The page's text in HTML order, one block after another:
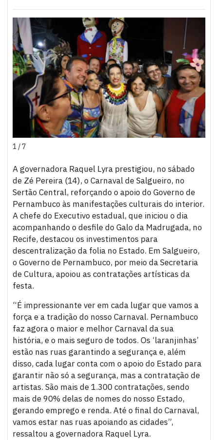
1 / 7
A governadora Raquel Lyra prestigiou, no sábado
de Zé Pereira (14), o Carnaval de Salgueiro, no
Sertão Central, reforçando o apoio do Governo de
Pernambuco às manifestações culturais do interior.
A chefe do Executivo estadual, que iniciou o dia
acompanhando o desfile do Galo da Madrugada, no
Recife, destacou os investimentos para
descentralização da folia no Estado. Em Salgueiro,
o Governo de Pernambuco, por meio da Secretaria
de Cultura, apoiou as contratações artísticas da
festa.
“É impressionante ver em cada lugar que vamos a
força e a tradição do nosso Carnaval. Pernambuco
faz agora o maior e melhor Carnaval da sua
história, e o mais seguro de todos. Os ‘laranjinhas’
estão nas ruas garantindo a segurança e, além
disso, cada lugar conta com o apoio do Estado para
garantir não só a segurança, mas a contratação de
artistas. São mais de 1.300 contratações, sendo
mais de 90% delas de nomes do nosso Estado,
gerando emprego e renda. Até o final do Carnaval,
vamos estar nas ruas apoiando as cidades”,
ressaltou a governadora Raquel Lyra.